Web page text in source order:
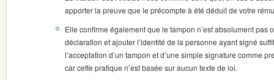
apporter la preuve que le précompte à été déduit de votre
Elle confirme également que le tampon n’est absolument pas
déclaration et ajouter l’identité de la personne ayant signé
l’acceptation d’un tampon et d’une simple signature comme
car cette pratique n’est basée sur aucun texte de loi.